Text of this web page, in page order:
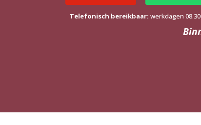
Telefonisch bereikbaar: werkdagen